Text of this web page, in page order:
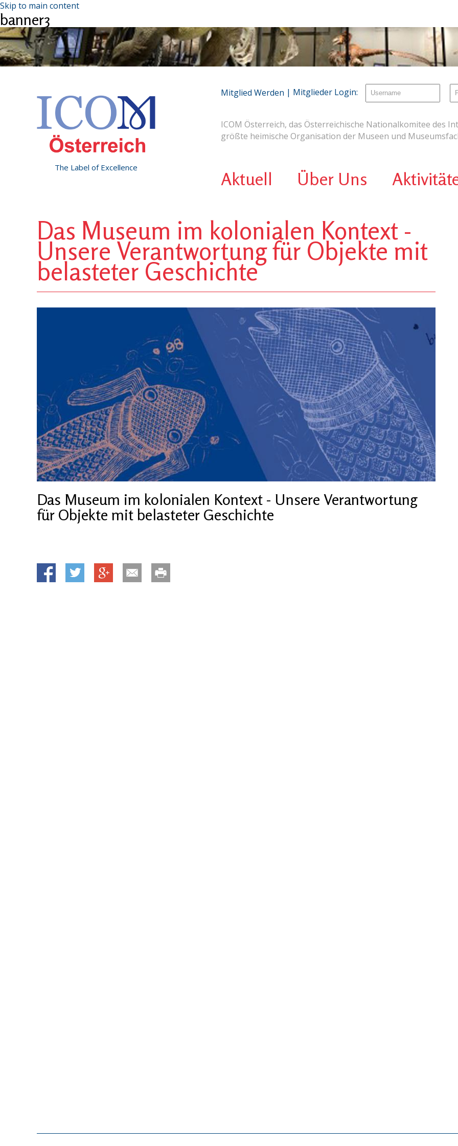
Skip to main content
banner3
The Label of Excellence
ICOM Österreich, das Österreichische Nationalkomitee des
größte heimische Organisation der Museen und
Aktuell Über Uns
Mitglied Werden | Mitglieder Login:
Das Museum im kolonialen Kontext -
Unsere Verantwortung für Objekte mit
belasteter Geschichte
Das Museum im kolonialen Kontext - Unsere Verantwortung
für Objekte mit belasteter Geschichte